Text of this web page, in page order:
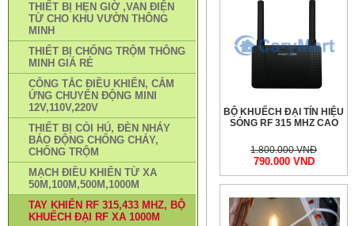
THIẾT BỊ HẸN GIỜ ,VAN ĐIỆN
TỪ CHO KHU VƯỜN THÔNG
MINH
THIẾT BỊ CHỐNG TRỘM THÔNG
MINH GIÁ RẺ
CÔNG TẮC ĐIỀU KHIỂN, CẢM
ỨNG CHUYỂN ĐỘNG MINI
12V,110V,220V
THIẾT BỊ CÒI HÚ, ĐÈN NHÁY
BÁO ĐỘNG CHỐNG CHÁY,
CHỐNG TRỘM
MẠCH ĐIỀU KHIỂN TỪ XA
50M,100M,500M,1000M
TAY KHIỂN RF 315,433 MHZ, BỘ
KHUẾCH ĐẠI RF XA 1000M
BỘ KHUẾCH ĐẠI TÍN HIỆU
SÓNG RF 315 MHZ CAO
1.800.000 VNĐ
790.000 VND